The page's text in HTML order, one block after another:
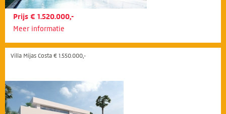
Prijs € 1.520.000,-
Meer informatie
Villa Mijas Costa € 1.550.000,-